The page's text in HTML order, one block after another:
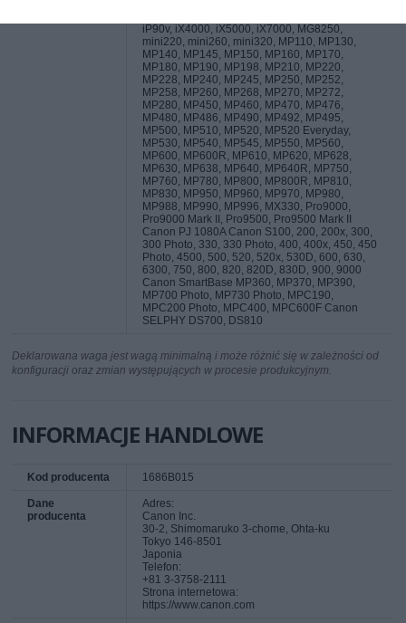
iP90v, iX4000, iX5000, iX7000, MG8250,
mini220, mini260, mini320, MP110, MP130,
MP140, MP145, MP150, MP160, MP170,
MP180, MP190, MP198, MP210, MP220,
MP228, MP240, MP245, MP250, MP252,
MP258, MP260, MP268, MP270, MP272,
MP280, MP450, MP460, MP470, MP476,
MP480, MP486, MP490, MP492, MP495,
MP500, MP510, MP520, MP520 Everyday,
MP530, MP540, MP545, MP550, MP560,
MP600, MP600R, MP610, MP620, MP628,
MP630, MP638, MP640, MP640R, MP750,
MP760, MP780, MP800, MP800R, MP810,
MP830, MP950, MP960, MP970, MP980,
MP988, MP990, MP996, MX330, Pro9000,
Pro9000 Mark II, Pro9500, Pro9500 Mark II
Canon PJ 1080A Canon S100, 200, 200x, 300,
300 Photo, 330, 330 Photo, 400, 400x, 450, 450
Photo, 4500, 500, 520, 520x, 530D, 600, 630,
6300, 750, 800, 820, 820D, 830D, 900, 9000
Canon SmartBase MP360, MP370, MP390,
MP700 Photo, MP730 Photo, MPC190,
MPC200 Photo, MPC400, MPC600F Canon
SELPHY DS700, DS810
Deklarowana waga jest wagą minimalną i może różnić się w zależności od
konfiguracji oraz zmian występujących w procesie produkcyjnym.
INFORMACJE HANDLOWE
Kod producenta 1686B015
Dane
producenta
Adres:
Canon Inc.
30-2, Shimomaruko 3-chome, Ohta-ku
Tokyo 146-8501
Japonia
Telefon:
+81 3-3758-2111
Strona internetowa:
https://www.canon.com